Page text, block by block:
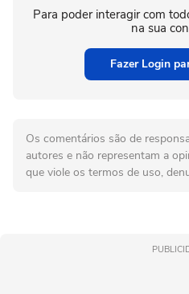
Para poder interagir com
na sua
Fazer Login
Os comentários são de
autores e não representam a
que viole os termos de uso,